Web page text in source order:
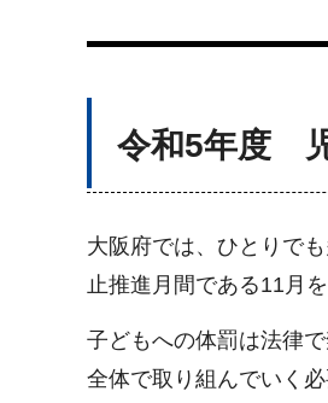
令和5年度
大阪府では、ひとりで
止推進月間である11月
子どもへの体罰は法律
全体で取り組んでいく必